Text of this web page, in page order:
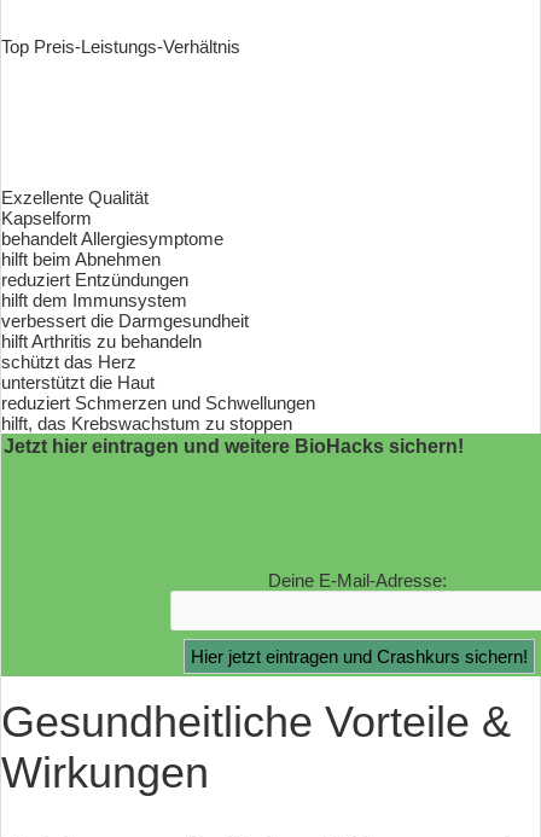
Top Preis-Leistungs-Verhältnis
Exzellente Qualität
Kapselform
behandelt Allergiesymptome
hilft beim Abnehmen
reduziert Entzündungen
hilft dem Immunsystem
verbessert die Darmgesundheit
hilft Arthritis zu behandeln
schützt das Herz
unterstützt die Haut
reduziert Schmerzen und Schwellungen
hilft, das Krebswachstum zu stoppen
Jetzt hier eintragen und weitere BioHacks sichern!
Deine E-Mail-Adresse:
Gesundheitliche Vorteile &
Wirkungen